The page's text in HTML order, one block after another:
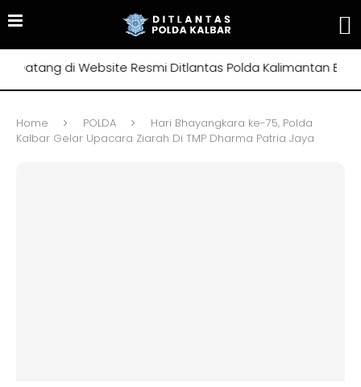
di Website Resmi Ditlantas Polda Kalimantan Barat
Home POLDA
Hari Bhayangkara ke-75, Polda
Kalbar Gelar Upacara Ziarah Di TMP Dharma Patria Jaya